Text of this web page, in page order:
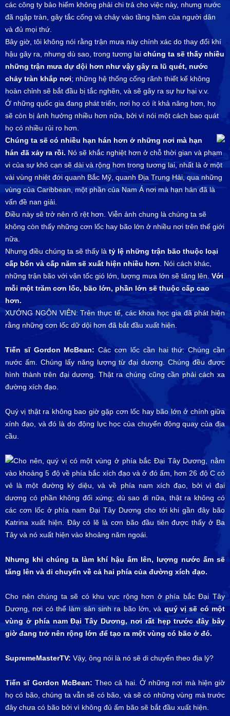
các công ty bảo hiểm không phải chi trả cho việc này, nhưng nước
đã ngập tràn, gây tắc cống và chảy vào tầng hầm của người dân
và đủ mọi thứ.
Bây giờ, tôi không nói rằng trận mưa này chính xác do thay đổi khí
hậu gây ra, nhưng dù sao, trong tương lai chúng ta sẽ thấy nhiều
những trận mưa dự dội hơn như vậy gây ra lũ quét, nước
chảy tràn khắp nơi; những hệ thống cống rãnh thiết kế không
hoàn chỉnh sẽ bắt đầu bị tắc nghẽn, và sẽ gây ra sự hư hại v.v.
Ở những quốc gia đang phát triển, nơi họ có ít khả năng hơn, họ
sẽ còn bị ảnh hưởng nhiều hơn nữa, bởi vì nói một cách bao quát
họ có nhiều rủi ro hơn.
Chúng ta sẽ có nhiều hạn hán hơn ở những nơi mà hạn
hán đã xảy ra rồi. Nó sẽ khắc nghiệt hơn ở chỗ thời gian và phạm
vi của sự khô cạn sẽ dài và rộng hơn trong tương lai, nhất là ở một
vài vùng nhiệt đới quanh Bắc Mỹ, quanh Địa Trung Hải, qua những
vùng của Caribbean, một phần của Nam Á nơi mà hạn hán đã là
vấn đề nan giải.
Điều này sẽ trở nên rõ rệt hơn. Viễn ảnh chung là chúng ta sẽ
không còn thấy những cơn lốc hay bão lớn ở nhiều nơi trên thế giới
nữa.
Nhưng điều chúng ta sẽ thấy là tỷ lệ những trận bão thuộc loại
cấp bốn và cấp năm sẽ xuất hiện nhiều hơn . Nói cách khác,
những trận bão với vận tốc gió lớn, lượng mưa lớn sẽ tăng lên. Với
mỗi một trăm cơn lốc, bão lớn, phần lớn sẽ thuộc cấp cao
hơn.
XƯỚNG NGÔN VIÊN: Trên thực tế, các khoa học gia đã phát hiện
rằng những cơn lốc dữ dội hơn đã bắt đầu xuất hiện.
Tiến sĩ Gordon McBean: Các cơn lốc cần hai thứ: Chúng cần
nước ấm. Chúng lấy năng lượng từ đại dương. Chúng đều được
hình thành trên đại dương. Thật ra chúng cũng cần phải cách xa
đường xích đạo.
Quý vị thật ra không bao giờ gặp cơn lốc hay bão lớn ở chính giữa
xính đạo, và đó là do động lực học của chuyển động quay của địa
cầu.
Cho nên, quý vị có một vùng ở phía bắc Đại Tây Dương, nằm
vào khoảng 5 độ về phía bắc xích đạo và ở đó ấm, hơn 26 độ C có
vẻ là một đường kỳ diệu, và về phía nam xích đạo, bởi vì đại
dương có phần không đối xứng; dù sao đi nữa, thật ra không có
các cơn lốc ở phía nam Đại Tây Dương cho tới khi gần đây bão
Katrina xuất hiện. Đây có lẽ là cơn bão đầu tiên được thấy ở Ba
Tây và nó xuất hiện vào khoảng năm ngoái.
Nhưng khi chúng ta làm khí hậu ấm lên, lượng nước ấm sẽ
tăng lên và di chuyển về cả hai phía của đường xích đạo.
Cho nên chúng ta sẽ có khu vực rộng hơn ở phía bắc Đại Tây
Dương, nơi có thể làm sản sinh ra bão lớn, và quý vị sẽ có một
vùng ở phía nam Đại Tây Dương, nơi rất hẹp trước đây bây
giờ đang trở nên rộng lớn để tạo ra một vùng có bão ở đó.
SupremeMasterTV: Vậy, ông nói là nó sẽ di chuyển theo địa lý?
Tiến sĩ Gordon McBean: Theo cả hai. Ở những nơi mà hiện giờ
họ có bão, chúng ta vẫn sẽ có bão, và sẽ có những vùng mà trước
đây chưa có bão bởi vì không đủ ấm bão sẽ bắt đầu xuất hiện.